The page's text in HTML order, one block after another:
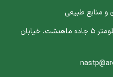
و منابع طبیعی
آدرس : استان البرز، کرج، کیلومتر 5 جاده ماهدشت، خیابان